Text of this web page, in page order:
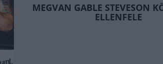
MEGVAN GABLE STEVESON
ELLENFELE